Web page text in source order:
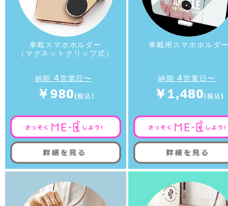
車載スマホホルダー
（マグネットクリップ式）
納期 4営業日〜
￥980
車載用スマホホルダ
納期4営業日〜
￥1,480